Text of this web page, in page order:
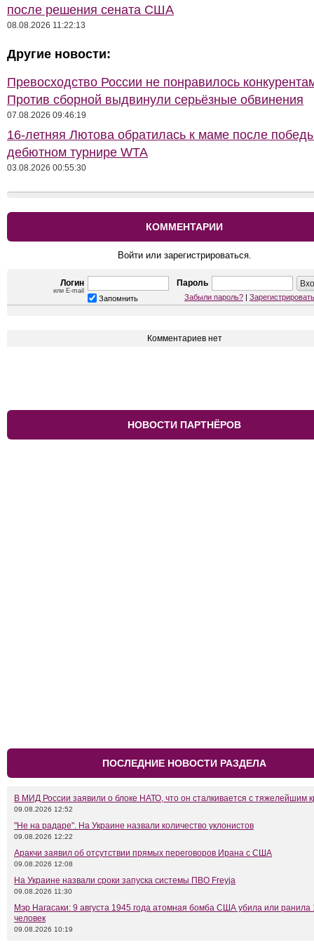
после решения сената США
08.08.2026 11:22:13
Другие новости:
Превосходство России не понравилось
Против сборной выдвинули серьёзные обвинения
07.08.2026 09:46:19
16-летняя Лютова обратилась к маме после
дебютном турнире WTA
03.08.2026 00:55:30
КОММЕНТАРИИ
Войти или зарегистрироваться.
Логин
или E-mail
Пароль
Запомнить Забыли пароль? |
Комментариев нет
НОВОСТИ ПАРТНЁРОВ
ПОСЛЕДНИЕ НОВОСТИ РАЗДЕЛА
В МИД России заявили о блоке НАТО, что он сталкивается с тяжелейшим
09.08.2026 12:52
"Не на радаре". На Украине назвали количество уклонистов
09.08.2026 12:22
Аракчи заявил об отсутствии прямых переговоров Ирана с США
09.08.2026 12:08
На Украине назвали сроки запуска системы ПВО Freyja
09.08.2026 11:30
Мэр Нагасаки: 9 августа 1945 года атомная бомба США убила или ранила
человек
09.08.2026 10:19